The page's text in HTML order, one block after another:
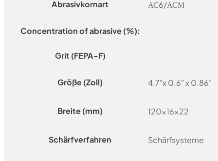
Abrasivkornart АС6/АСМ
Concentration of abrasive (%):
Grit (FEPA-F)
Größe (Zoll) 4.7"x 0.6" x 0.86"
Breite (mm) 120x16x22
Schärfverfahren Schärfsysteme